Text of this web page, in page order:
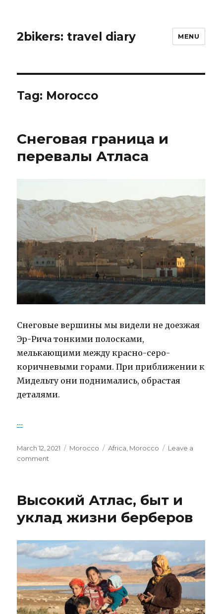
2bikers: travel diary MENU
Tag: Morocco
Снеговая граница и
перевалы Атласа
Снеговые вершины мы видели не доезжая
Эр-Рича тонкими полосками,
мелькающими между красно-серо-
коричневыми горами. При приближении к
Мидельту они поднимались, обрастая
деталями.
…
Posted
on
March 12, 2021 Categories
Morocco Tags
Africa Morocco
Leave a
comment
перевалы
Высокий Атлас, быт и
уклад жизни берберов